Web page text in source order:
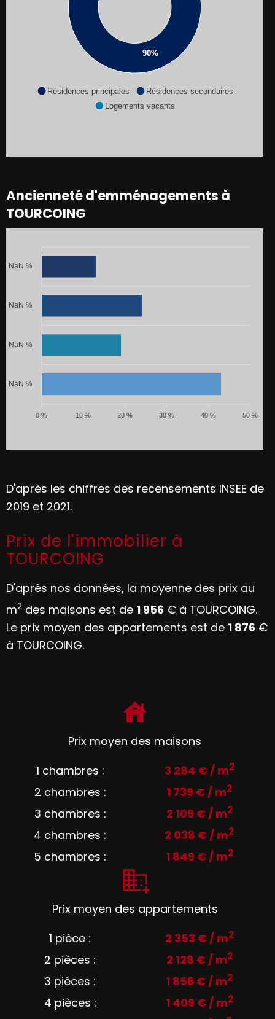
90%
Résidences principales
Résidences secondaires
Logements vacants
Ancienneté d'emménagements à
TOURCOING
NaN %
NaN %
NaN %
NaN %
50 %
40 %
30 %
20 %
10 %
0 %
D'après les chiffres des recensements INSEE de
2019 et 2021.
Prix de l'immobilier à
TOURCOING
D'après nos données, la moyenne des prix au
m2 des maisons est de 1 956 € à TOURCOING.
Le prix moyen des appartements est de 1 876 €
à TOURCOING.
Prix moyen des maisons
1 chambres :
3 284 € / m2
2 chambres : 1 739 € / m2
3 chambres : 2 109 € / m2
4 chambres : 2 038 € / m2
5 chambres : 1 849 € / m2
Prix moyen des appartements
1 pièce :
2 353 € / m2
2 pièces : 2 128 € / m2
3 pièces : 1 856 € / m2
4 pièces : 1 409 € / m2